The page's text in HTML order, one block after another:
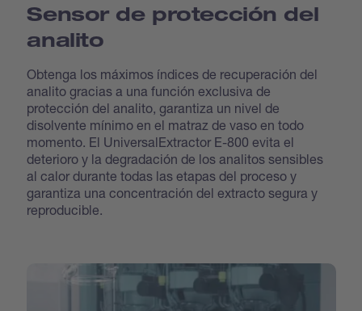
Sensor de protección del
analito
Obtenga los máximos índices de recuperación del
analito gracias a una función exclusiva de
protección del analito, garantiza un nivel de
disolvente mínimo en el matraz de vaso en todo
momento. El UniversalExtractor E-800 evita el
deterioro y la degradación de los analitos sensibles
al calor durante todas las etapas del proceso y
garantiza una concentración del extracto segura y
reproducible.